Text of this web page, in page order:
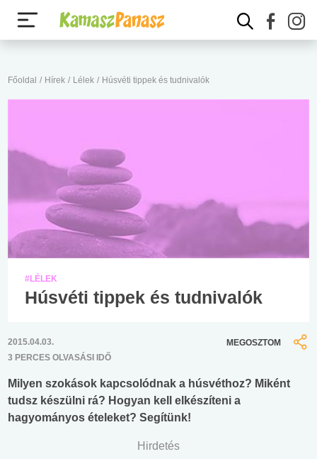
Főoldal / Hírek / Lélek / Húsvéti tippek és tudnivalók
#LÉLEK
Húsvéti tippek és tudnivalók
2015.04.03.
3 PERCES OLVASÁSI IDŐ
MEGOSZTOM
Milyen szokások kapcsolódnak a húsvéthoz? Miként
tudsz készülni rá? Hogyan kell elkészíteni a
hagyományos ételeket? Segítünk!
Hirdetés